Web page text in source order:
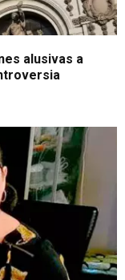
alusivas a